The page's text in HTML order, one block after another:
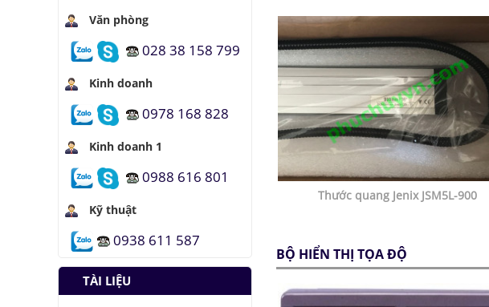
Thước quang Jenix JSM5L-900
BỘ HIỂN THỊ TỌA ĐỘ
quang hợp để tạo
Hầm đỗ xe tự động
Nhật
Áo chống đạn xuyên
loại
của trí tuệ nhân tạo
Lưu trữ hình ảnh kỹ
Văn phòng
028 38 158 799
Kinh doanh
0978 168 828
Kinh doanh 1
0988 616 801
Kỹ thuật
0938 611 587
TÀI LIỆU